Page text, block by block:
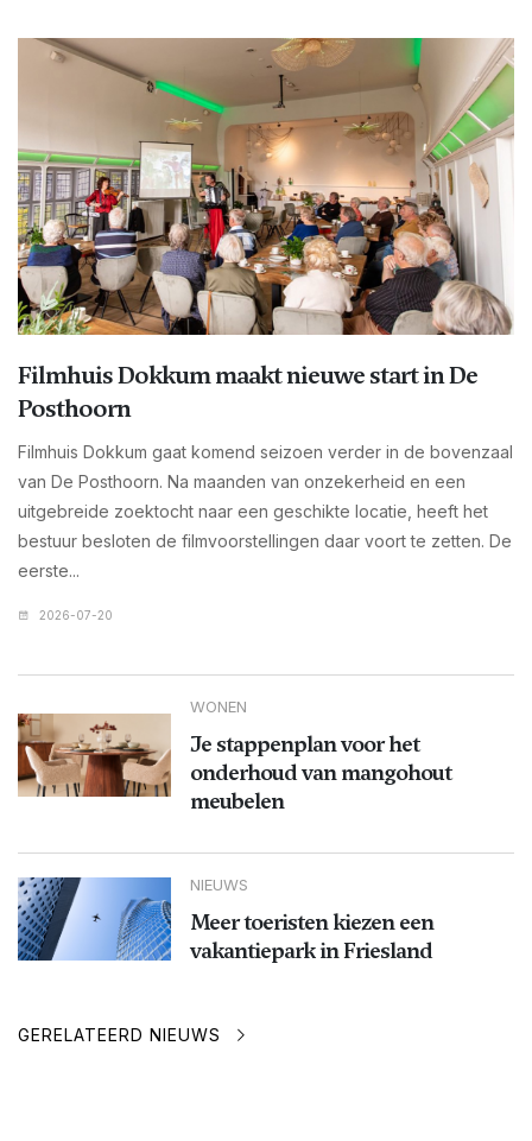
Filmhuis Dokkum maakt nieuwe start in De
Posthoorn
Filmhuis Dokkum gaat komend seizoen verder in de bovenzaal
van De Posthoorn. Na maanden van onzekerheid en een
uitgebreide zoektocht naar een geschikte locatie, heeft het
bestuur besloten de filmvoorstellingen daar voort te zetten. De
eerste...
2026-07-20
WONEN
Je stappenplan voor het
onderhoud van mangohout
meubelen
NIEUWS
Meer toeristen kiezen een
vakantiepark in Friesland
GERELATEERD NIEUWS